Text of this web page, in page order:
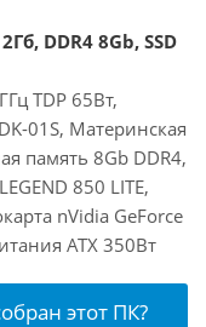
DDR4 8Gb, SSD
TDP 65Вт,
01S, Материнская
память 8Gb DDR4,
850 LITE,
nVidia GeForce
ATX 350Вт
этот ПК?